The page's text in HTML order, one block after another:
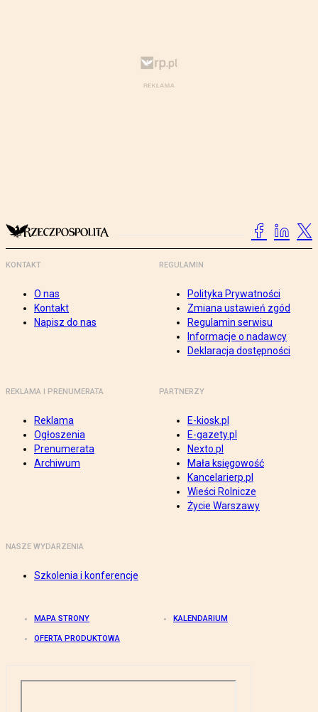
KONTAKT
O nas
Kontakt
Napisz do nas
REGULAMIN
Polityka Prywatności
Zmiana ustawień zgód
Regulamin serwisu
Informacje o nadawcy
Deklaracja dostępności
REKLAMA I PRENUMERATA
Reklama
Ogłoszenia
Prenumerata
Archiwum
PARTNERZY
E-kiosk.pl
E-gazety.pl
Nexto.pl
Mała księgowość
Kancelarierp.pl
Wieści Rolnicze
Życie Warszawy
NASZE WYDARZENIA
Szkolenia i konferencje
MAPA STRONY KALENDARIUM
OFERTA PRODUKTOWA